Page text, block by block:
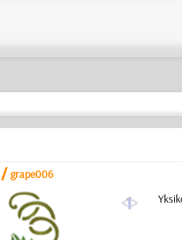
/grape006
a